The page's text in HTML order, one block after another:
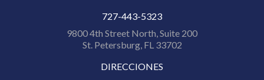
727-443-5323
9800 4th Street North, Suite 200
St. Petersburg, FL 33702
DIRECCIONES